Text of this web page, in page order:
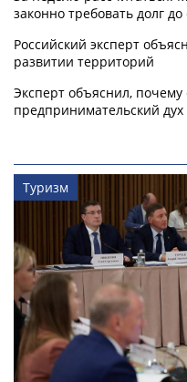
законно требовать долг до
Российский эксперт
развитии территорий
Эксперт объяснил,
предпринимательский дух
Туризм